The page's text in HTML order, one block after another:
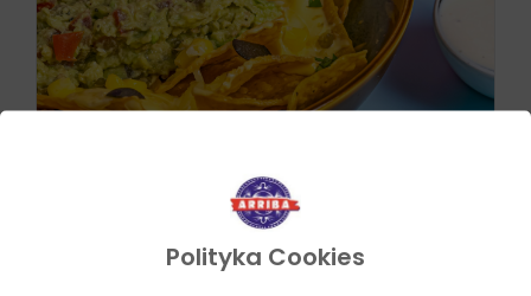
Polityka Cookies
Julia Sztyler
Nachos México